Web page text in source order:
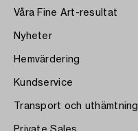
Våra Fine Art-resultat
Nyheter
Hemvärdering
Kundservice
Transport och uthämtning